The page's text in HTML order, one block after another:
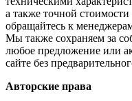
а также точной
обращайтесь к
Мы также сохраняем за
любое предложение или
сайте без
Авторские права